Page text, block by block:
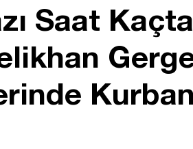
Saat Kaçta
Kurban